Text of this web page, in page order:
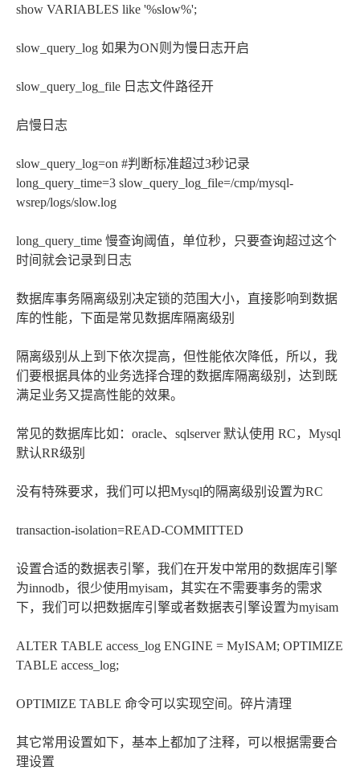
show VARIABLES like '%slow%';
slow_query_log 如果为ON则为慢日志开启
slow_query_log_file 日志文件路径开
启慢日志
slow_query_log=on #判断标准超过3秒记录
long_query_time=3 slow_query_log_file=/cmp/mysql-
wsrep/logs/slow.log
long_query_time 慢查询阈值，单位秒，只要查询超过这个
时间就会记录到日志
数据库事务隔离级别决定锁的范围大小，直接影响到数据
库的性能，下面是常见数据库隔离级别
隔离级别从上到下依次提高，但性能依次降低，所以，我
们要根据具体的业务选择合理的数据库隔离级别，达到既
满足业务又提高性能的效果。
常见的数据库比如：oracle、sqlserver 默认使用 RC，Mysql
默认RR级别
没有特殊要求，我们可以把Mysql的隔离级别设置为RC
transaction-isolation=READ-COMMITTED
设置合适的数据表引擎，我们在开发中常用的数据库引擎
为innodb，很少使用myisam，其实在不需要事务的需求
下，我们可以把数据库引擎或者数据表引擎设置为myisam
ALTER TABLE access_log ENGINE = MyISAM; OPTIMIZE
TABLE access_log;
OPTIMIZE TABLE 命令可以实现空间。碎片清理
其它常用设置如下，基本上都加了注释，可以根据需要合
理设置